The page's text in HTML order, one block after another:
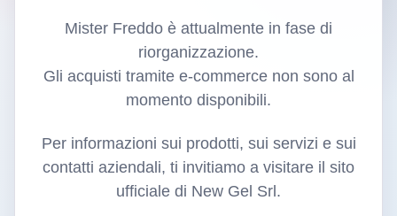
Mister Freddo è attualmente in fase di
riorganizzazione.
Gli acquisti tramite e-commerce non sono al
momento disponibili.
Per informazioni sui prodotti, sui servizi e sui
contatti aziendali, ti invitiamo a visitare il sito
ufficiale di New Gel Srl.